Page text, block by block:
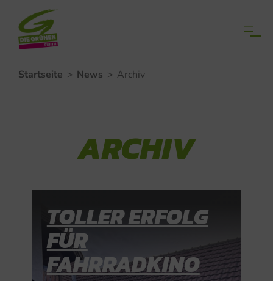
ZumStartseite > News > Archiv
ARCHIV
TOLLER ERFOLG
FÜR
FAHRRADKINO